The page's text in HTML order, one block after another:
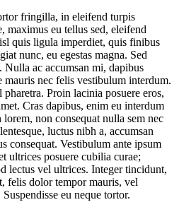
fringilla, in eleifend turpis
maximus eu tellus sed, eleifend
quis ligula imperdiet, quis finibus
nunc, eu egestas magna. Sed
ac accumsan mi, dapibus
nec felis vestibulum interdum.
Proin lacinia posuere eros,
Cras dapibus, enim eu interdum
non consequat nulla sem nec
luctus nibh a, accumsan
consequat. Vestibulum ante ipsum
ultrices posuere cubilia curae;
lectus vel ultrices. Integer tincidunt,
felis dolor tempor mauris, vel
eu neque tortor.